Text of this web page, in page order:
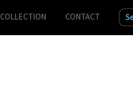
COLLECTION CONTACT